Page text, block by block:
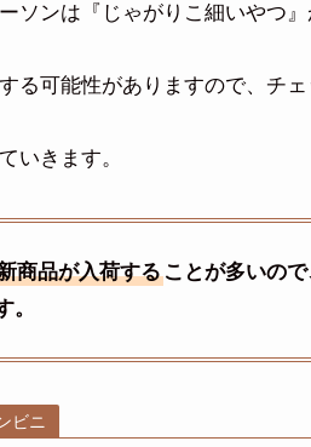
ソンは『じゃがりこ細いやつ
る可能性がありますので、チェ
いきます。
商品が入荷することが多いので
ビニ